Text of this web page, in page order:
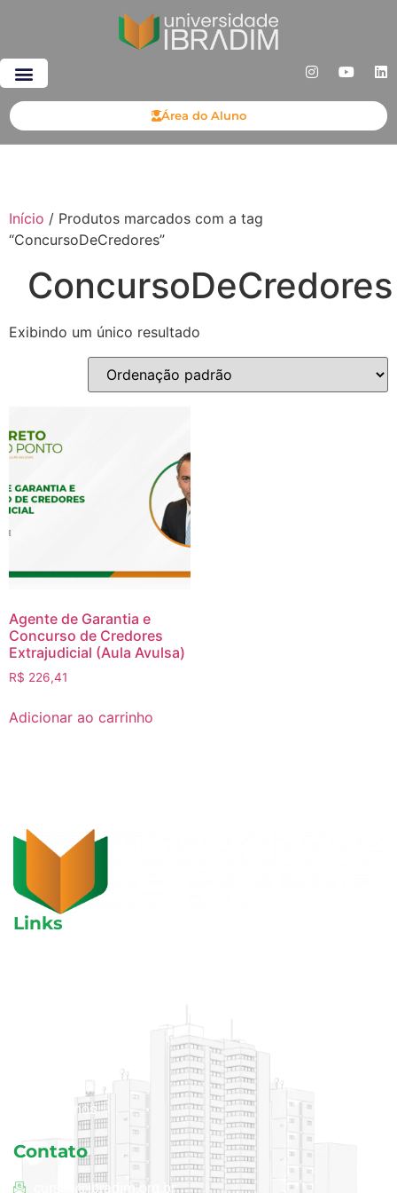
Área do Aluno
Início / Produtos marcados com a tag
“ConcursoDeCredores”
ConcursoDeCredores
Exibindo um único resultado
Agente de Garantia e
Concurso de Credores
Extrajudicial (Aula Avulsa)
R$ 226,41
Adicionar ao carrinho
Links
Quem somos
Contato
cursos@ibradim.org.br